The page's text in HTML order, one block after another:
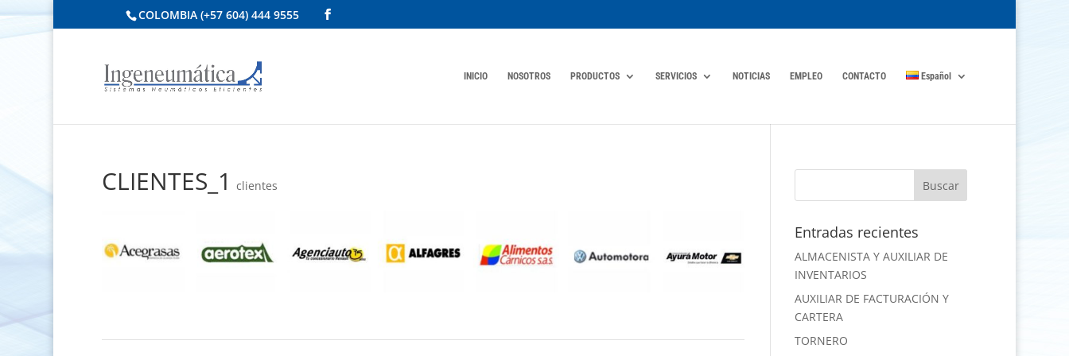
COLOMBIA (+57 604) 444 9555
INICIO NOSOTROS PRODUCTOS SERVICIOS NOTICIAS EMPLEO CONTACTO Español
CLIENTES_1 clientes
Entradas recientes
ALMACENISTA Y AUXILIAR DE
INVENTARIOS
AUXILIAR DE FACTURACIÓN Y
CARTERA
TORNERO